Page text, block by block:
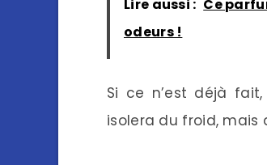
Lire aussi : Ce
odeurs !
Si ce n’est déjà
isolera du froid, mais